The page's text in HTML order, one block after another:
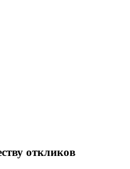
откликов